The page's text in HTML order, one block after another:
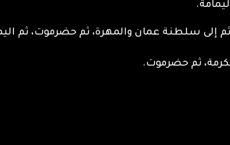
إلى سلطنة عمان والمهرة، ثم حضرموت، ثم
ثم حضرموت.